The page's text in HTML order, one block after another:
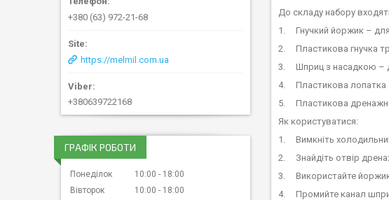
До складу набору
1. Гнучкий йоржик – для
2. Пластикова гнучка
3. Шприц з насадкою –
4. Пластикова лопатка
5. Пластикова дренажна
Як користуватися:
1. Вимкніть
2. Знайдіть отвір
3. Використайте йоржик
4. Промийте канал
+380 (63) 972-21-68
https://melmil.com.ua
+380639722168
ГРАФІК РОБОТИ
Понеділок 10:00
18:00
Вівторок
10:00
18:00